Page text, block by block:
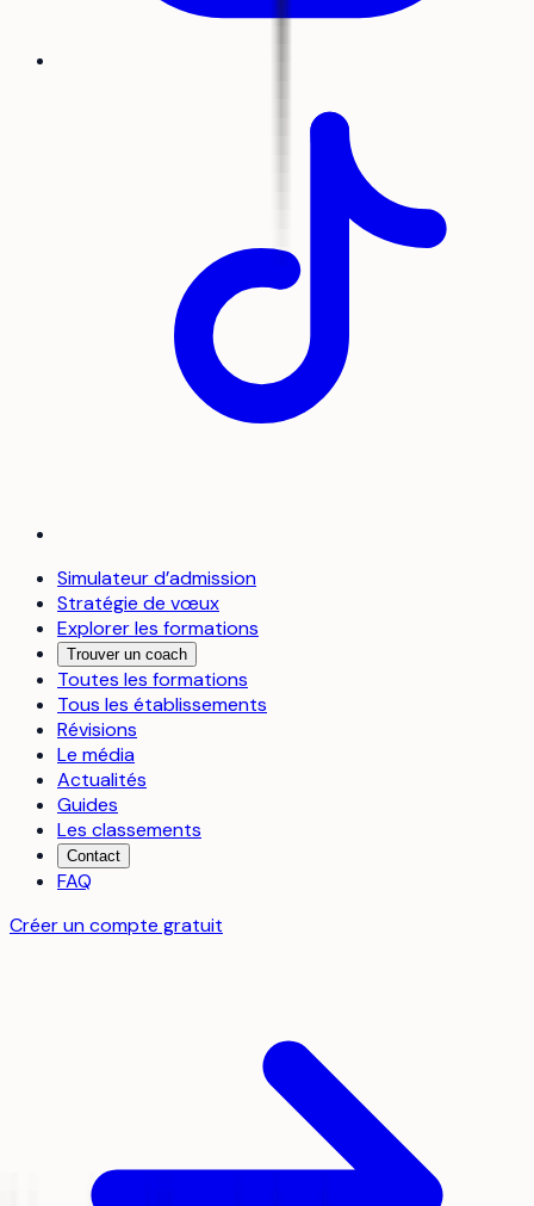
Simulateur d’admission
Stratégie de vœux
Explorer les formations
Trouver un coach
Toutes les formations
Tous les établissements
Révisions
Le média
Actualités
Guides
Les classements
Contact
FAQ
Créer un compte gratuit